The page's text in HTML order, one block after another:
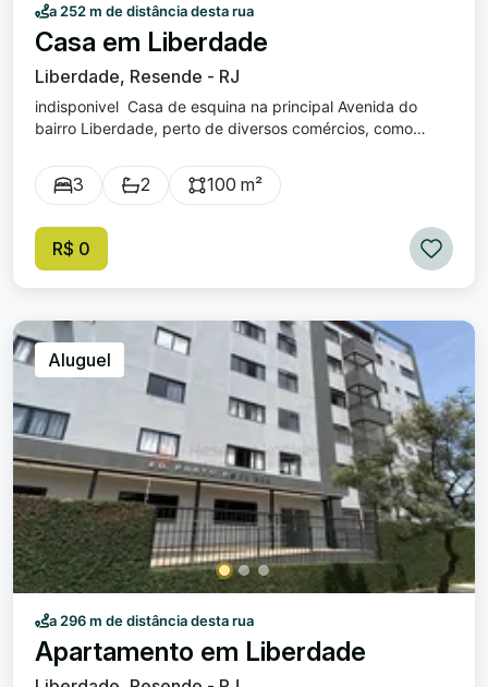
a 252 m de distância desta rua
Casa em Liberdade
Liberdade, Resende - RJ
indisponivel Casa de esquina na principal Avenida do
bairro Liberdade, perto de diversos comércios, como
construída, com 3 quartos, sendo uma ampla suíte.
Cozinha muito espaçosa, toda azulejada e com armários
com piso. Garagem coberta. Excelente oportunidade para
morar em um dos bairros mais tradicionais da cidade.
3 2 100 m²
R$ 0
Aluguel
a 296 m de distância desta rua
Apartamento em Liberdade